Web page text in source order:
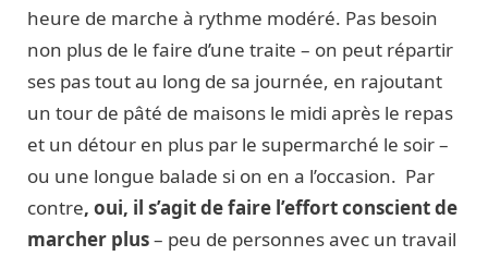
heure de marche à rythme modéré. Pas besoin
non plus de le faire d’une traite – on peut répartir
ses pas tout au long de sa journée, en rajoutant
un tour de pâté de maisons le midi après le repas
et un détour en plus par le supermarché le soir –
ou une longue balade si on en a l’occasion. Par
contre, oui, il s’agit de faire l’effort conscient de
marcher plus– peu de personnes avec un travail